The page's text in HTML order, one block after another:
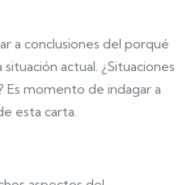
a conclusiones del porqué
actual. ¿Situaciones
Es momento de indagar a
esta carta.